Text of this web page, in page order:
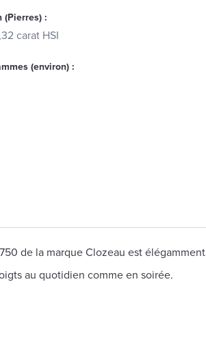
(Pierres) :
carat HSI
(environ) :
de la marque Clozeau est élégamment
au quotidien comme en soirée.